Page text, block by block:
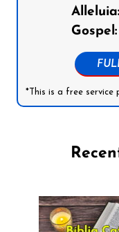
Alleluia:
Gospel:
*This is a free service